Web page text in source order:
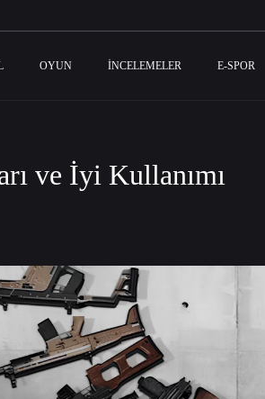
OYUN İNCELEMELER E-SPOR
ve İyi Kullanımı